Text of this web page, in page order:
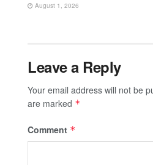
August 1, 2026
Leave a Reply
Your email address will not be
are marked *
Comment *